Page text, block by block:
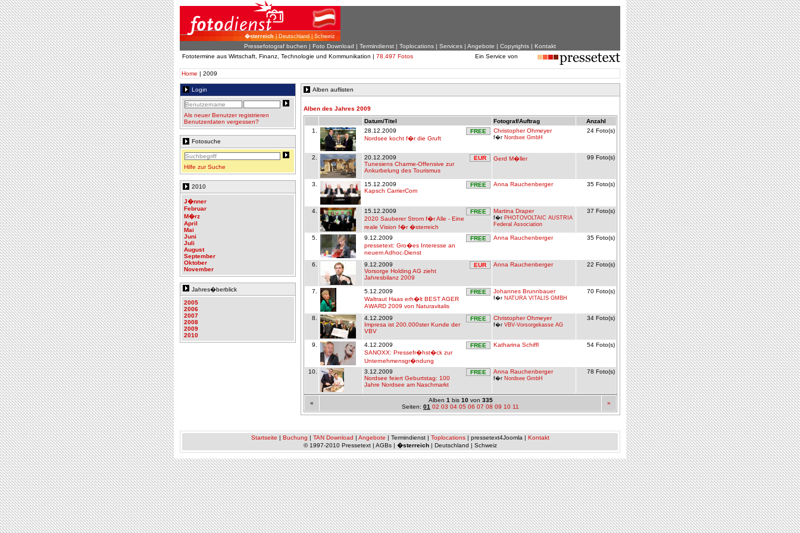
�sterreich| Deutschland | Schweiz
Pressefotograf buchen | Foto Download | Termindienst | Toplocations | Services | Angebote | Copyrights | Kontakt
Fototermine aus Wirtschaft, Finanz, Technologie und Kommunikation | 78.497 Fotos Ein Service von
Home | 2009
Login
Als neuer Benutzer registrieren
Benutzerdaten vergessen?
Fotosuche
Hilfe zur Suche
2010
J�nner
Februar
M�rz
April
Mai
Juni
Juli
August
September
Oktober
November
Jahres�berblick
2005
2006
2007
2008
2009
2010
Alben auflisten
Alben des Jahres 2009
Datum/Titel
Fotograf/Auftrag
Anzahl
1.
FREE
28.12.2009
Nordsee kocht f�r die Gruft
Christopher Ohmeyer
f�r Nordsee GmbH
24 Foto(s)
2. EUR
20.12.2009
Tunesiens Charme-Offensive zur
Ankurbelung des Tourismus
Gerd M�ller 99 Foto(s)
3. FREE
15.12.2009
Kapsch CarrierCom
Anna Rauchenberger 35 Foto(s)
4. FREE
15.12.2009
2020 Sauberer Strom f�r Alle - Eine
reale Vision f�r �sterreich
Martina Draper
f�r PHOTOVOLTAIC AUSTRIA
Federal Association
37 Foto(s)
5. FREE
9.12.2009
pressetext: Gro�es Interesse an
neuem Adhoc-Dienst
Anna Rauchenberger 35 Foto(s)
6. EUR
9.12.2009
Vorsorge Holding AG zieht
Jahresbilanz 2009
Anna Rauchenberger 22 Foto(s)
7. FREE
5.12.2009
Waltraut Haas erh�lt BEST AGER
AWARD 2009 von Naturavitalis
Johannes Brunnbauer
f�r NATURA VITALIS GMBH
70 Foto(s)
8. FREE
4.12.2009
Impresa ist 200.000ster Kunde der
VBV
Christopher Ohmeyer
f�r VBV-Vorsorgekasse AG
34 Foto(s)
9. FREE
4.12.2009
SANOXX: Pressefr�hst�ck zur
Unternehmensgr�ndung
Katharina Schiffl 54 Foto(s)
10. FREE
3.12.2009
Nordsee feiert Geburtstag: 100
Jahre Nordsee am Naschmarkt
Anna Rauchenberger
f�r Nordsee GmbH
78 Foto(s)
« Alben 1 bis 10von 335
Seiten: 01 02 03 04 05 06 07 08 09 10 11
»
Startseite | Buchung | TAN Download | Angebote | Termindienst | Toplocations| pressetext4Joomla | Kontakt
© 1997-2010 Pressetext | AGBs | �sterreich| Deutschland | Schweiz